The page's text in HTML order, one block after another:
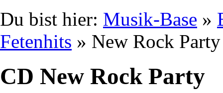
Du bist hier: Musik-Base »
Fetenhits » New Rock Party
CD New Rock Party